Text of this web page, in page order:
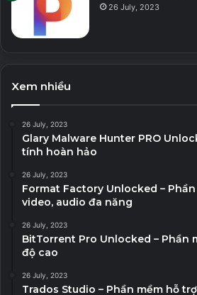
26 July, 2023
Xem nhiều
26 July, 2023
Glary Malware Hunter PRO
tính hoàn hảo
26 July, 2023
Format Factory Unlocked –
video, audio đa năng
26 July, 2023
BitTorrent Pro Unlocked – Phần
độ cao
26 July, 2023
Trados Studio – Phần mềm hỗ